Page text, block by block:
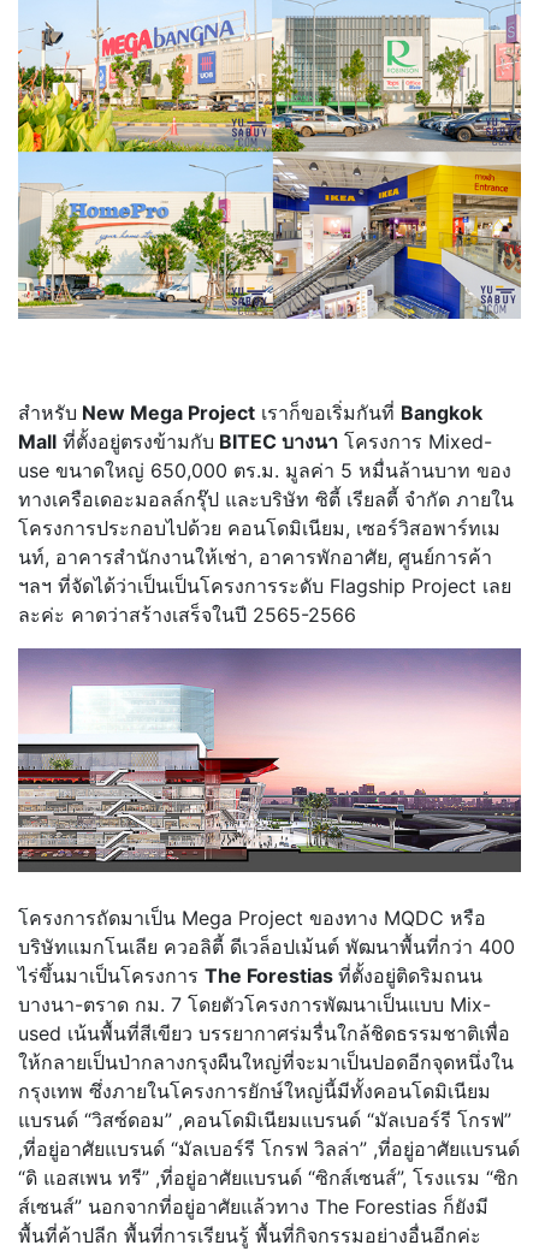
สำหรับ New Mega Project เราก็ขอเริ่มกันที่ Bangkok
Mall ที่ตั้งอยู่ตรงข้ามกับ BITEC บางนา โครงการ Mixed-
use ขนาดใหญ่ 650,000 ตร.ม. มูลค่า 5 หมื่นล้านบาท ของ
ทางเครือเดอะมอลล์กรุ๊ป และบริษัท ซิตี้ เรียลตี้ จำกัด ภายใน
โครงการประกอบไปด้วย คอนโดมิเนียม, เซอร์วิสอพาร์ทเม
นท์, อาคารสำนักงานให้เช่า, อาคารพักอาศัย, ศูนย์การค้า
ฯลฯ ที่จัดได้ว่าเป็นเป็นโครงการระดับ Flagship Project เลย
ละค่ะ คาดว่าสร้างเสร็จในปี 2565-2566
โครงการถัดมาเป็น Mega Project ของทาง MQDC หรือ
บริษัทแมกโนเลีย ควอลิตี้ ดีเวล็อปเม้นต์ พัฒนาพื้นที่กว่า 400
ไร่ขึ้นมาเป็นโครงการ The Forestias ที่ตั้งอยู่ติดริมถนน
บางนา-ตราด กม. 7 โดยตัวโครงการพัฒนาเป็นแบบ Mix-
used เน้นพื้นที่สีเขียว บรรยากาศร่มรื่นใกล้ชิดธรรมชาติเพื่อ
ให้กลายเป็นป่ากลางกรุงผืนใหญ่ที่จะมาเป็นปอดอีกจุดหนึ่งใน
กรุงเทพ ซึ่งภายในโครงการยักษ์ใหญ่นี้มีทั้งคอนโดมิเนียม
แบรนด์ “วิสซ์ดอม” ,คอนโดมิเนียมแบรนด์ “มัลเบอร์รี โกรฟ”
,ที่อยู่อาศัยแบรนด์ “มัลเบอร์รี โกรฟ วิลล่า” ,ที่อยู่อาศัยแบรนด์
“ดิ แอสเพน ทรี” ,ที่อยู่อาศัยแบรนด์ “ซิกส์เซนส์”, โรงแรม “ซิก
ส์เซนส์” นอกจากที่อยู่อาศัยแล้วทาง The Forestias ก็ยังมี
พื้นที่ค้าปลีก พื้นที่การเรียนรู้ พื้นที่กิจกรรมอย่างอื่นอีกค่ะ